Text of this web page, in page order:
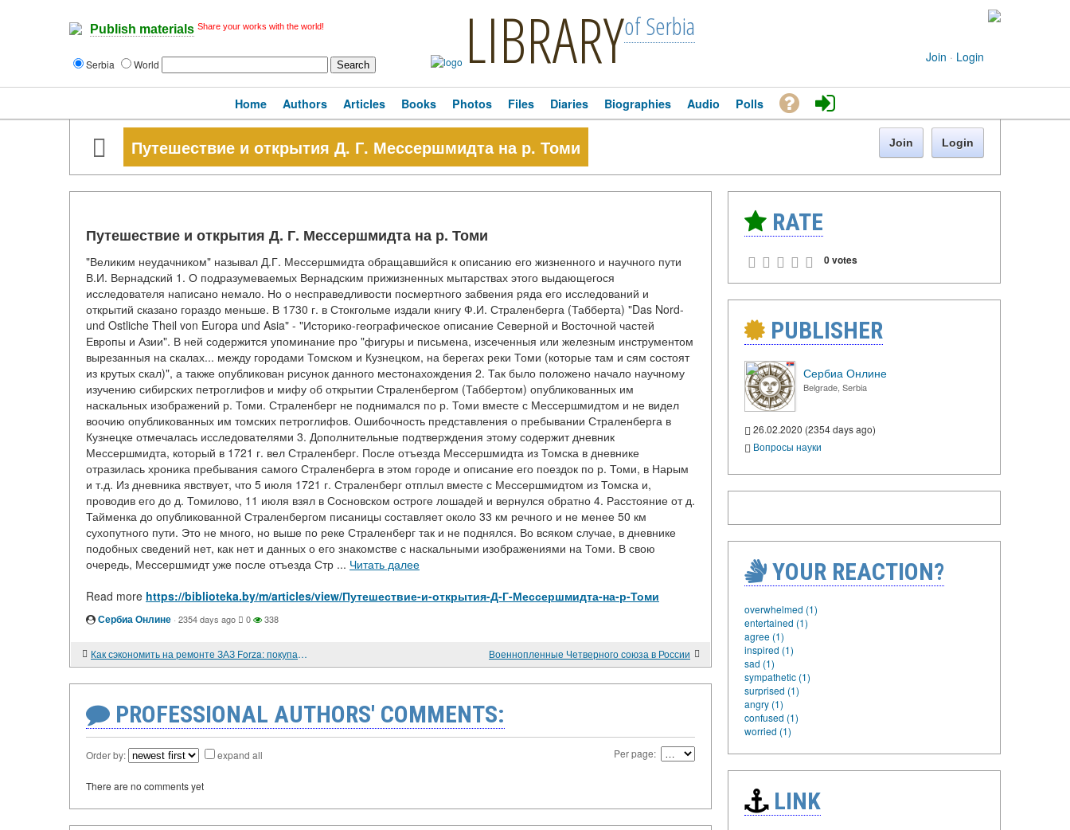
Publish materials Share your works with the world!
Serbia World LIBRARYof Serbia
Join · Login
Home Authors Articles Books Photos Files Diaries Biographies Audio Polls
Путешествие и открытия Д. Г. Мессершмидта на р. Томи Join Login
Путешествие и открытия Д. Г. Мессершмидта на р. Томи
"Великим неудачником" называл Д.Г. Мессершмидта обращавшийся к описанию его жизненного и научного пути
В.И. Вернадский 1. О подразумеваемых Вернадским прижизненных мытарствах этого выдающегося
исследователя написано немало. Но о несправедливости посмертного забвения ряда его исследований и
открытий сказано гораздо меньше. В 1730 г. в Стокгольме издали книгу Ф.И. Страленберга (Табберта) "Das Nord-
und Ostliche Theil von Europa und Asia" - "Историко-географическое описание Северной и Восточной частей
Европы и Азии". В ней содержится упоминание про "фигуры и письмена, изсеченныя или железным инструментом
вырезанныя на скалах... между городами Томском и Кузнецком, на берегах реки Томи (которые там и сям состоят
из крутых скал)", а также опубликован рисунок данного местонахождения 2. Так было положено начало научному
изучению сибирских петроглифов и мифу об открытии Страленбергом (Таббертом) опубликованных им
наскальных изображений р. Томи. Страленберг не поднимался по р. Томи вместе с Мессершмидтом и не видел
воочию опубликованных им томских петроглифов. Ошибочность представления о пребывании Страленберга в
Кузнецке отмечалась исследователями 3. Дополнительные подтверждения этому содержит дневник
Мессершмидта, который в 1721 г. вел Страленберг. После отъезда Мессершмидта из Томска в дневнике
отразилась хроника пребывания самого Страленберга в этом городе и описание его поездок по р. Томи, в Нарым
и т.д. Из дневника явствует, что 5 июля 1721 г. Страленберг отплыл вместе с Мессершмидтом из Томска и,
проводив его до д. Томилово, 11 июля взял в Сосновском остроге лошадей и вернулся обратно 4. Расстояние от д.
Тайменка до опубликованной Страленбергом писаницы составляет около 33 км речного и не менее 50 км
сухопутного пути. Это не много, но выше по реке Страленберг так и не поднялся. Во всяком случае, в дневнике
подобных сведений нет, как нет и данных о его знакомстве с наскальными изображениями на Томи. В свою
очередь, Мессершмидт уже после отъезда Стр ... Читать далее
Read more https://biblioteka.by/m/articles/view/Путешествие-и-открытия-Д-Г-Мессершмидта-на-р-Томи
Сербиа Онлине · 2354 days ago 0 338
Как сэкономить на ремонте ЗАЗ Forza: покупаем б/у комплектующие Военнопленные Четверного союза в России
PROFESSIONAL AUTHORS' COMMENTS:
Order by: expand all Per page:
There are no comments yet
RATE
0 votes
PUBLISHER
Сербиа Онлине
Belgrade, Serbia
26.02.2020 (2354 days ago)
Вопросы науки
YOUR REACTION?
overwhelmed (1)
entertained (1)
agree (1)
inspired (1)
sad (1)
sympathetic (1)
surprised (1)
angry (1)
confused (1)
worried (1)
LINK